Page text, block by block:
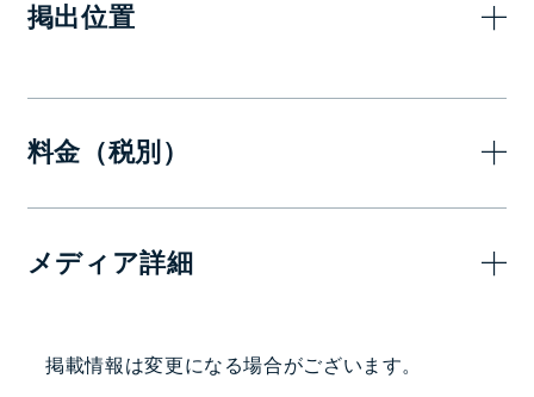
掲出位置
料金（税別）
7日(1週
スポットCM15秒 200,000
メディア詳細
掲載情報は変更になる場合がございます。